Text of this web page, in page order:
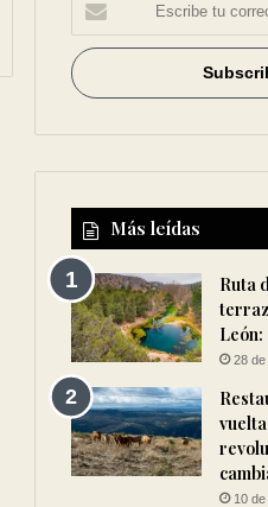
Más leídas
Ruta
León:
28 de
10